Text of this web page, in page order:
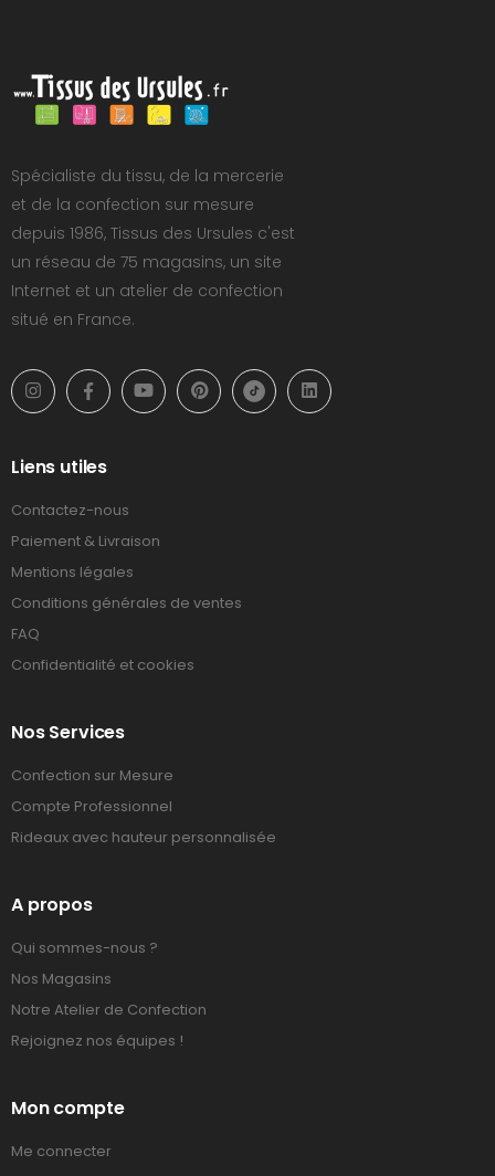
Spécialiste du tissu, de la mercerie
et de la confection sur mesure
depuis 1986, Tissus des Ursules c'est
un réseau de 75 magasins, un site
Internet et un atelier de confection
situé en France.
Liens utiles
Contactez-nous
Paiement & Livraison
Mentions légales
Conditions générales de ventes
FAQ
Confidentialité et cookies
Nos Services
Confection sur Mesure
Compte Professionnel
Rideaux avec hauteur personnalisée
A propos
Qui sommes-nous ?
Nos Magasins
Notre Atelier de Confection
Rejoignez nos équipes !
Mon compte
Me connecter